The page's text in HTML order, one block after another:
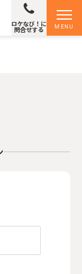
MENU
ロケなび！に
問合せする